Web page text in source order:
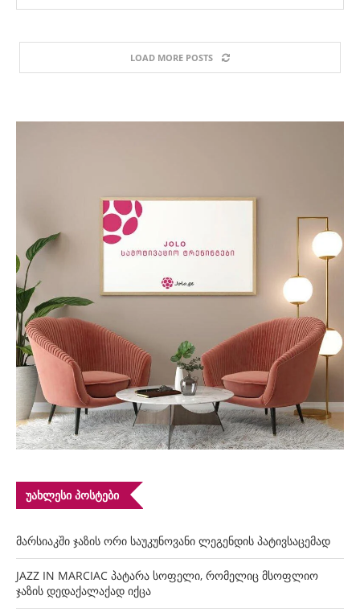
LOAD MORE POSTS
ᲣᲐᲮᲚᲔᲡᲘ ᲞᲝᲡᲢᲔᲑᲘ
მარსიაკში ჯაზის ორი საუკუნოვანი ლეგენდის პატივსაცემად
JAZZ IN MARCIAC პატარა სოფელი, რომელიც მსოფლიო
ჯაზის დედაქალაქად იქცა